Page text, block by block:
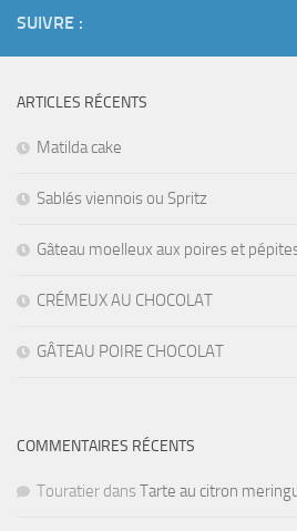
SUIVRE :
ARTICLES RÉCENTS
Matilda cake
Sablés viennois ou Spritz
Gâteau moelleux aux poires et
CRÉMEUX AU CHOCOLAT
GÂTEAU POIRE CHOCOLAT
COMMENTAIRES RÉCENTS
Touratier dans Tarte au citron